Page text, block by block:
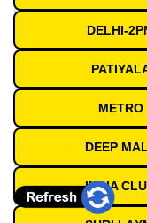
DELHI-
DEEP
INDIA